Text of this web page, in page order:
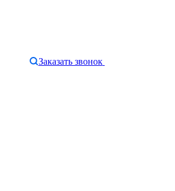
Заказать звонок